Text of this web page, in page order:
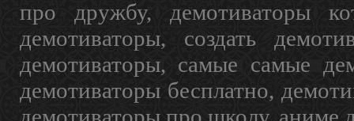
про дружбу, демотиваторы
демотиваторы, создать
демотиваторы, самые самые
демотиваторы бесплатно,